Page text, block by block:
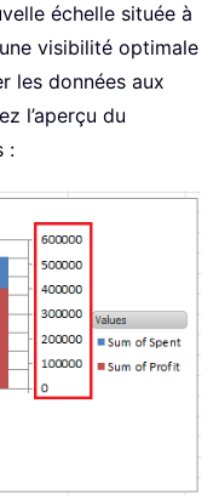
échelle située à
visibilité optimale
les données aux
l’aperçu du
: